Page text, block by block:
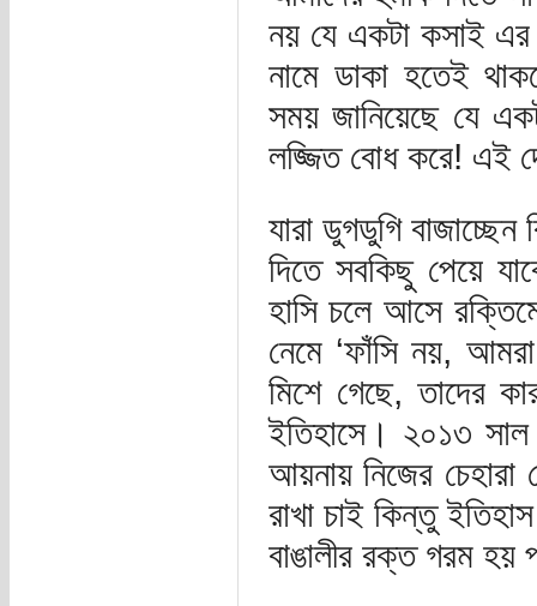
নয় যে একটা কসাই এর
নামে ডাকা হতেই
সময় জানিয়েছে যে
লজ্জিত বোধ করে! এই
যারা ডুগডুগি বাজাচ্ছেন
দিতে সবকিছু পেয়ে
হাসি চলে আসে
নেমে ‘ফাঁসি নয়,
মিশে গেছে, তাদের
ইতিহাসে। ২০১৩
আয়নায় নিজের চেহারা
রাখা চাই কিন্তু
বাঙালীর রক্ত গরম হয়